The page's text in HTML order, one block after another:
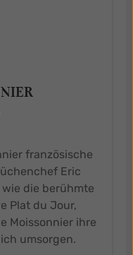
französische
Eric
die berühmte
Plat du Jour,
Moissonnier ihre
umsorgen.